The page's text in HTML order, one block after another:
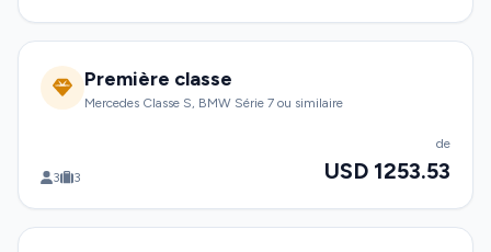
Première classe
Mercedes Classe S, BMW Série 7 ou similaire
3 3
de
USD 1253.53